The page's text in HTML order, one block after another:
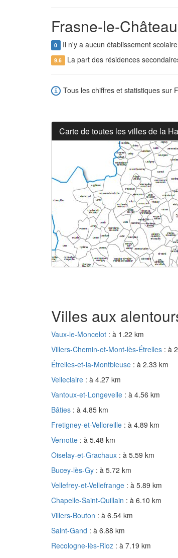
Frasne-le-
0 Il n'y a aucun établissement
9.6 La part des résidences
Tous les chiffres et statistiques sur
Carte de toutes les villes de la
Villes aux
Vaux-le-Moncelot : à 1.22 km
Villers-Chemin-et-Mont-lès-Étrelles : à
Étrelles-et-la-Montbleuse : à 2.33 km
Velleclaire : à 4.27 km
Vantoux-et-Longevelle : à 4.56 km
Bâties : à 4.85 km
Fretigney-et-Velloreille : à 4.89 km
Vernotte : à 5.48 km
Oiselay-et-Grachaux : à 5.59 km
Bucey-lès-Gy : à 5.72 km
Vellefrey-et-Vellefrange : à 5.89 km
Chapelle-Saint-Quillain : à 6.10 km
Villers-Bouton : à 6.54 km
Saint-Gand : à 6.88 km
Recologne-lès-Rioz : à 7.19 km